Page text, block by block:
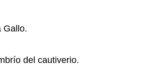
Gallo.
del cautiverio.